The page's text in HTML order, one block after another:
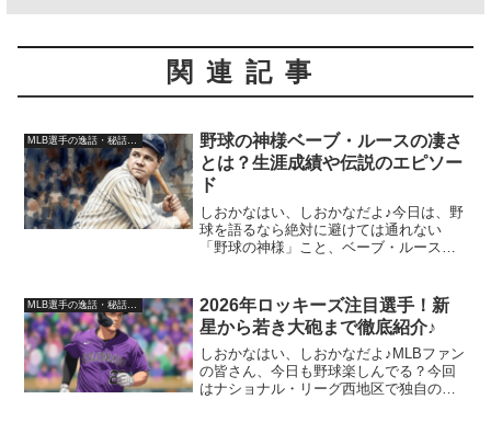
関連記事
MLB選手の逸話・秘話・裏話
野球の神様ベーブ・ルースの凄さ
とは？生涯成績や伝説のエピソー
ド
しおかなはい、しおかなだよ♪今日は、野
球を語るなら絶対に避けては通れない
「野球の神様」こと、ベーブ・ルース選
なも一度は聞いたことがあるよね。で
も、実際どれくらい凄かった...
2026年ロッキーズ注目選手！新
星から若き大砲まで徹底紹介♪
しおかなはい、しおかなだよ♪MLBファン
の皆さん、今日も野球楽しんでる？今回
はナショナル・リーグ西地区で独自の進